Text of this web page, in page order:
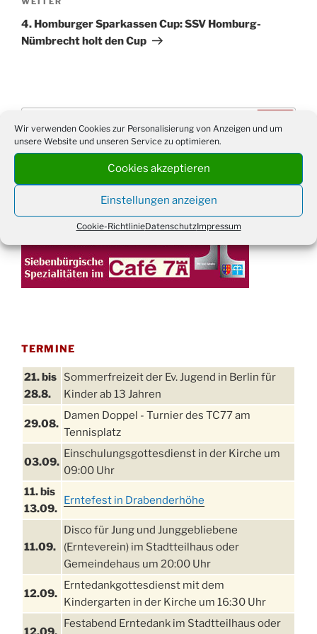
Wir verwenden Cookies zur Personalisierung von Anzeigen und um
unsere Website und unseren Service zu optimieren.
Cookies akzeptieren
Einstellungen anzeigen
Cookie-RichtlinieDatenschutzImpressum
Nächster
Beitrag
4. Homburger Sparkassen Cup: SSV Homburg-
Nümbrecht holt den Cup
nach:
TERMINE
21. bis
28.8.
Sommerfreizeit der Ev. Jugend in Berlin für
Kinder ab 13 Jahren
29.08.
Damen Doppel - Turnier des TC77 am
Tennisplatz
03.09.
Einschulungsgottesdienst in der Kirche um
09:00 Uhr
11. bis
13.09.
Erntefest in Drabenderhöhe
11.09.
Disco für Jung und Junggebliebene
(Ernteverein) im Stadtteilhaus oder
Gemeindehaus um 20:00 Uhr
12.09.
Erntedankgottesdienst mit dem
Kindergarten in der Kirche um 16:30 Uhr
Festabend Erntedank im Stadtteilhaus oder